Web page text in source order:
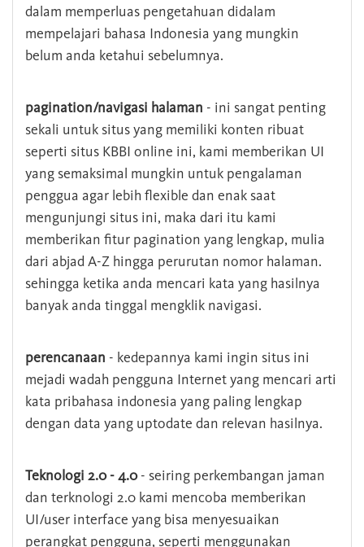
dalam memperluas pengetahuan didalam
mempelajari bahasa Indonesia yang mungkin
belum anda ketahui sebelumnya.
pagination/navigasi halaman - ini sangat penting
sekali untuk situs yang memiliki konten ribuat
seperti situs KBBI online ini, kami memberikan UI
yang semaksimal mungkin untuk pengalaman
penggua agar lebih flexible dan enak saat
mengunjungi situs ini, maka dari itu kami
memberikan fitur pagination yang lengkap, mulia
dari abjad A-Z hingga perurutan nomor halaman.
sehingga ketika anda mencari kata yang hasilnya
banyak anda tinggal mengklik navigasi.
perencanaan - kedepannya kami ingin situs ini
mejadi wadah pengguna Internet yang mencari arti
kata pribahasa indonesia yang paling lengkap
dengan data yang uptodate dan relevan hasilnya.
Teknologi 2.0 - 4.0- seiring perkembangan jaman
dan terknologi 2.0 kami mencoba memberikan
UI/user interface yang bisa menyesuaikan
perangkat pengguna, seperti menggunakan